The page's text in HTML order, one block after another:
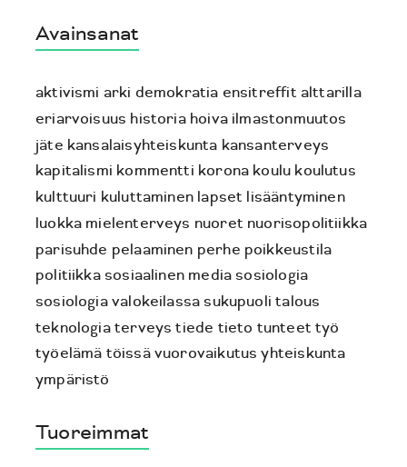
Avainsanat
aktivismi arki demokratia ensitreffit alttarilla
eriarvoisuus historia hoiva ilmastonmuutos
jäte kansalaisyhteiskunta kansanterveys
kapitalismi kommentti korona koulu koulutus
kulttuuri kuluttaminen lapset lisääntyminen
luokka mielenterveys nuoret nuorisopolitiikka
parisuhde pelaaminen perhe poikkeustila
politiikka sosiaalinen media sosiologia
sosiologia valokeilassa sukupuoli talous
teknologiaterveys tiede tieto tunteet työ
työelämä töissä vuorovaikutus yhteiskunta
ympäristö
Tuoreimmat